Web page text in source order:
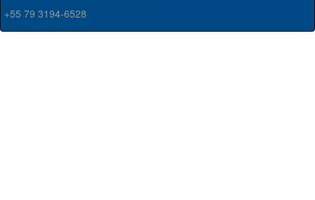
+55 79 3194-6528